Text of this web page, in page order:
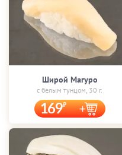
Широй Магуро
с белым тунцом, 30 г.
169